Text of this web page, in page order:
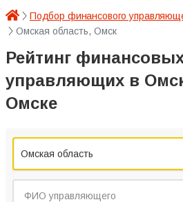
Подбор финансового
Омская область, Омск
Рейтинг
управляющих в
Омске
Омская область